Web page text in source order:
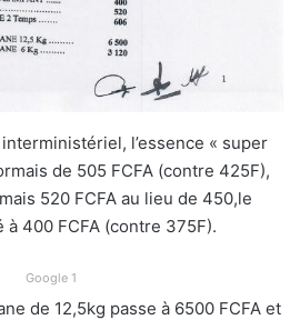
l’essence « super
de 505 FCFA (contre 425F),
520 FCFA au lieu de 450,le
400 FCFA (contre 375F).
Google 1
de 12,5kg passe à 6500 FCFA et